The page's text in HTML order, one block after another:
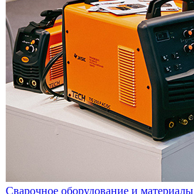
Сварочное оборудование и материалы